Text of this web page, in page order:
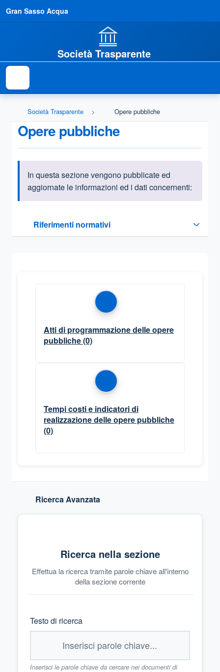
Gran Sasso Acqua
Società Trasparente
Società Trasparente Opere pubbliche
Opere pubbliche
Informazioni introduttive
In questa sezione vengono pubblicate ed
aggiornate le informazioni ed i dati concernenti:
Riferimenti normativi
Sezione compressa
Atti di programmazione delle opere
pubbliche(0)
Tempi costi e indicatori di
realizzazione delle opere pubbliche
(0)
Ricerca Avanzata
Ricerca nella sezione
Effettua la ricerca tramite parole chiave all'interno
della sezione corrente
Testo di ricerca
Inserisci le parole chiave da cercare nei documenti di